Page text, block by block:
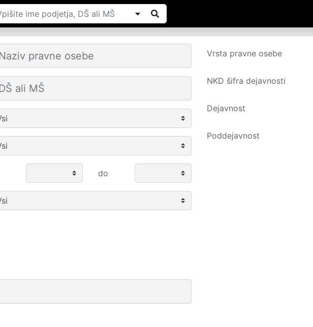
Vrsta pravne osebe
NKD šifra dejavnosti
Dejavnost
Poddejavnost
do